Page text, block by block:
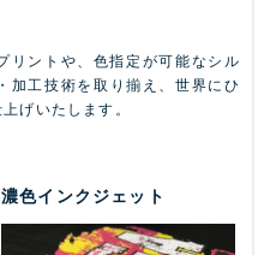
リントや、色指定が可能なシル
加工技術を取り揃え、世界にひ
げいたします。
濃色インクジェット